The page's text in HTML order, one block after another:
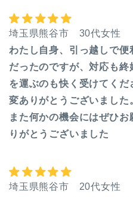
埼玉県熊谷市 30代女性
わたし自身、引っ越しで
だったのですが、対応も
を運ぶのも快く受けてく
変ありがとうございました
また何かの機会にはぜひ
りがとうございました
埼玉県熊谷市 20代女性